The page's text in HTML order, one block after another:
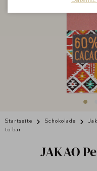
Startseite Schokolade
to bar
JAKAO